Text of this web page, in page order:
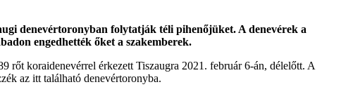
denevértoronyban folytatják téli pihenőjüket. A denevérek a
engedhették őket a szakemberek.
rőt koraidenevérrel érkezett Tiszaugra 2021. február 6-án, délelőtt. A
az itt található denevértoronyba.